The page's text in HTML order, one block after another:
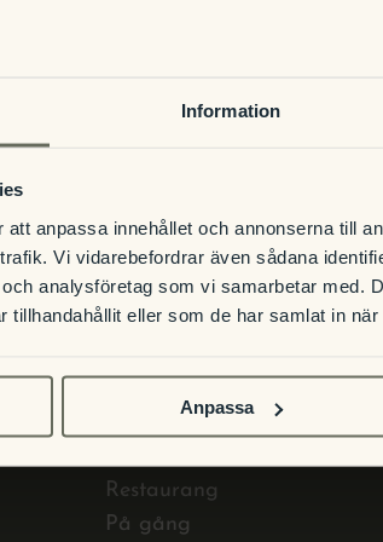
Information
anpassa innehållet och annonserna till
Vi vidarebefordrar även sådana
analysföretag som vi samarbetar med.
tillhandahållit eller som de har samlat in
Anpassa
PÅ HOTELLET
Restaurang
På gång